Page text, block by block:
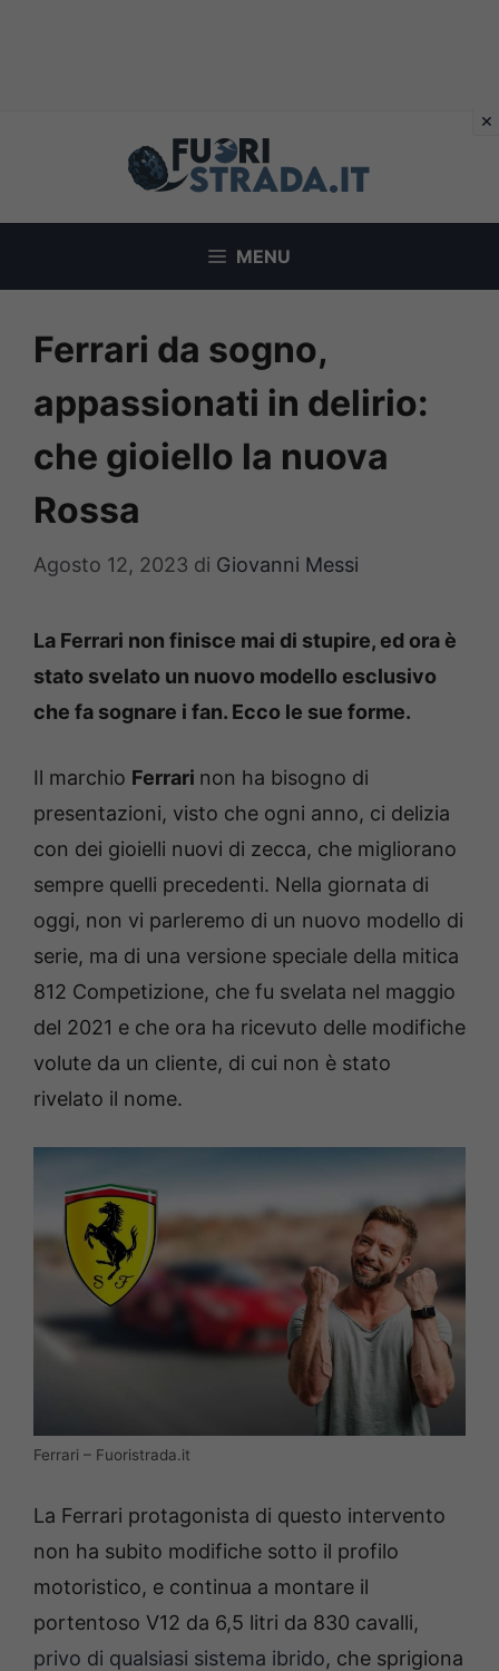
MENU
Ferrari da sogno,
appassionati in delirio:
che gioiello la nuova
Rossa
Agosto 12, 2023 di Giovanni Messi
La Ferrari non finisce mai di stupire, ed ora è
stato svelato un nuovo modello esclusivo
che fa sognare i fan. Ecco le sue forme.
Il marchio Ferrari non ha bisogno di
presentazioni, visto che ogni anno, ci delizia
con dei gioielli nuovi di zecca, che migliorano
sempre quelli precedenti. Nella giornata di
oggi, non vi parleremo di un nuovo modello di
serie, ma di una versione speciale della mitica
812 Competizione, che fu svelata nel maggio
del 2021 e che ora ha ricevuto delle modifiche
volute da un cliente, di cui non è stato
rivelato il nome.
Ferrari – Fuoristrada.it
La Ferrari protagonista di questo intervento
non ha subito modifiche sotto il profilo
motoristico, e continua a montare il
portentoso V12 da 6,5 litri da 830 cavalli,
privo di qualsiasi sistema ibrido, che sprigiona